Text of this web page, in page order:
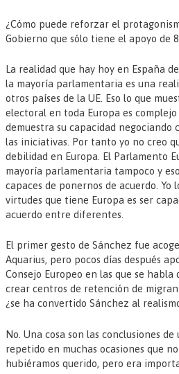
¿Cómo puede reforzar el
Gobierno que sólo tiene el apoyo de
La realidad que hay hoy en España
la mayoría parlamentaria es una
otros países de la UE. Eso lo que
electoral en toda Europa es
demuestra su capacidad negociando
las iniciativas. Por tanto yo no creo
debilidad en Europa. El Parlamento
mayoría parlamentaria tampoco y
capaces de ponernos de acuerdo. Yo
virtudes que tiene Europa es ser
acuerdo entre diferentes.
El primer gesto de Sánchez fue
Aquarius, pero pocos días después
Consejo Europeo en las que se
crear centros de retención de
¿se ha convertido Sánchez al
No. Una cosa son las conclusiones de
repetido en muchas ocasiones que
hubiéramos querido, pero era